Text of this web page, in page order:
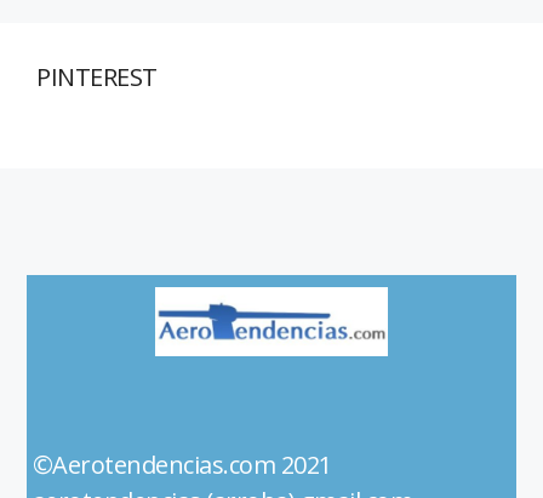
PINTEREST
©Aerotendencias.com 2021